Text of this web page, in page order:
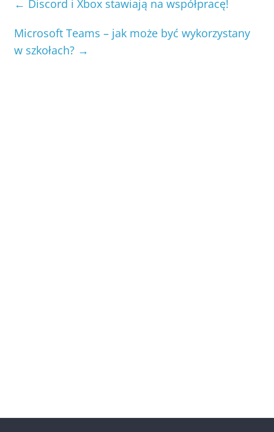
← Discord i Xbox stawiają na współpracę!
Microsoft Teams – jak może być wykorzystany
w szkołach? →